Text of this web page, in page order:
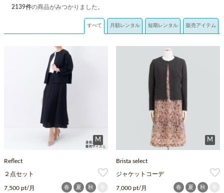
2139件の商品がみつかりました。
すべて 月額レンタル 短期レンタル 販売アイテム
M
Reflect
２点セット
7,500 pt/月 春 夏 秋
M
Brista select
ジャケットコーデ
7,000 pt/月 春 夏 秋